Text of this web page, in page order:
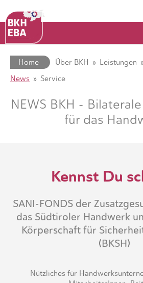
Home Über BKH Leistungen
News
Service
NEWS BKH -
für das
Kennst Du
SANI-FONDS der
das Südtiroler Handwerk
Körperschaft für
(BKSH)
Nützliches für